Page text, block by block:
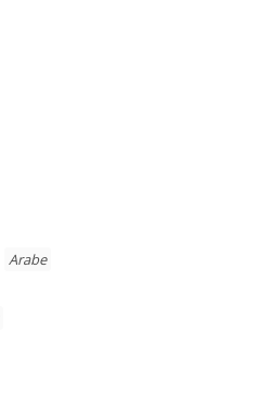
Arabe